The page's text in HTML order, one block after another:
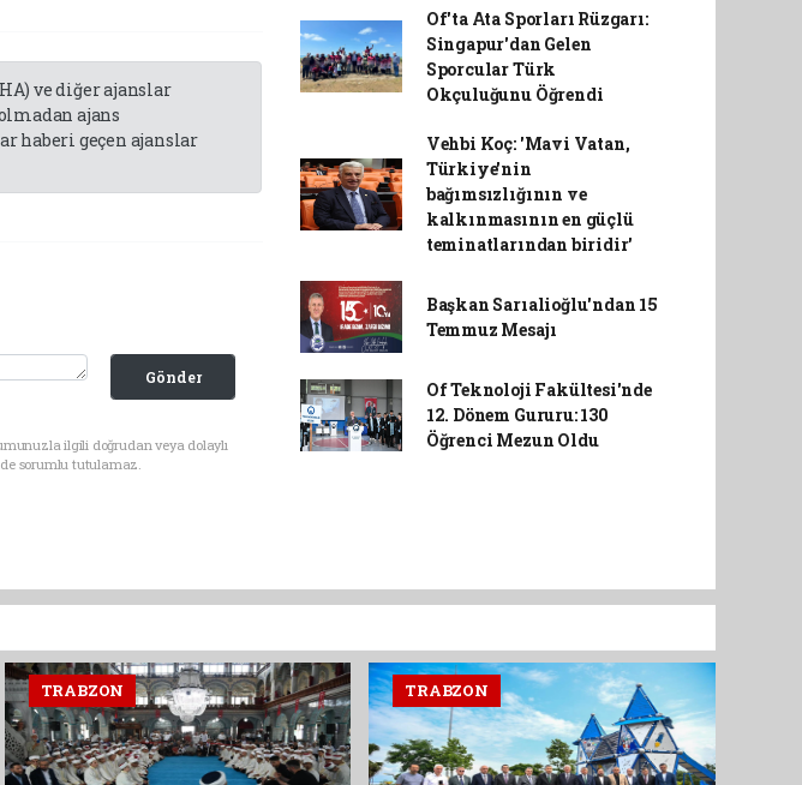
ve diğer ajanslar
ajans
haberi geçen ajanslar
Gönder
ilgili doğrudan veya dolaylı
sorumlu tutulamaz.
Of'ta Ata Sporları Rüzgarı:
Singapur'dan Gelen
Sporcular Türk
Okçuluğunu Öğrendi
Vehbi Koç: 'Mavi Vatan,
Türkiye'nin
bağımsızlığının ve
kalkınmasının en güçlü
teminatlarından biridir'
Başkan Sarıalioğlu'ndan 15
Temmuz Mesajı
Of Teknoloji Fakültesi'nde
12. Dönem Gururu: 130
Öğrenci Mezun Oldu
TRABZON TRABZON